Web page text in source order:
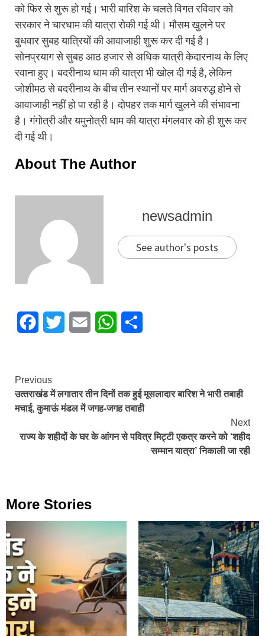
को फिर से शुरू हो गई। भारी बारिश के चलते विगत रविवार को
सरकार ने चारधाम की यात्रा रोकी गई थी। मौसम खुलने पर
बुधवार सुबह यात्रियों की आवाजाही शुरू कर दी गई है।
सोनप्रयाग से सुबह आठ हजार से अधिक यात्री केदारनाथ के लिए
रवाना हुए। बदरीनाथ धाम की यात्रा भी खोल दी गई है, लेकिन
जोशीमठ से बदरीनाथ के बीच तीन स्‍थानों पर मार्ग अवरुद्ध होने से
आवाजाही नहीं हो पा रही है। दोपहर तक मार्ग खुलने की संभावना
है। गंगोत्री और यमुनोत्री धाम की यात्रा मंगलवार को ही शुरू कर
दी गई थी।
About The Author
newsadmin
See author's posts
FacebookTwitter Email WhatsApp
Continue
Reading
Previous
उत्‍तराखंड में लगातार तीन दिनों तक हुई मूसलादार बारिश ने भारी तबाही
मचाई, कुमाऊं मंडल में जगह-जगह तबाही
Next
राज्य के शहीदों के घर के आंगन से पवित्र मिट्टी एकत्र करने को ‘शहीद
सम्मान यात्रा’ निकाली जा रही
More Stories